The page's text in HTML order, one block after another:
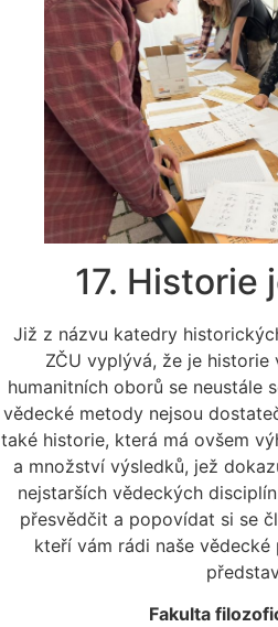
17. Historie
Již z názvu katedry
ZČU vyplývá, že je historie
humanitních oborů se neustále
vědecké metody nejsou
také historie, která má ovšem
a množství výsledků, jež
nejstarších vědeckých
přesvědčit a popovídat si se
kteří vám rádi naše
Fakulta